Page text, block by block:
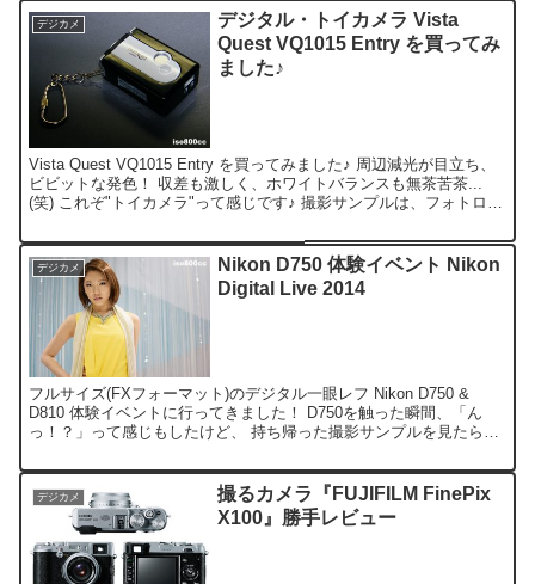
デジカメ
デジタル・トイカメラ Vista
Quest VQ1015 Entry を買ってみ
ました♪
Vista Quest VQ1015 Entry を買ってみました♪ 周辺減光が目立ち、
ビビットな発色！ 収差も激しく、ホワイトバランスも無茶苦茶...
(笑) これぞ"トイカメラ"って感じです♪ 撮影サンプルは、フォトログ
デジカメ
Nikon D750 体験イベント Nikon
Digital Live 2014
フルサイズ(FXフォーマット)のデジタル一眼レフ Nikon D750 &
D810 体験イベントに行ってきました！ D750を触った瞬間、「ん
っ！？」って感じもしたけど、 持ち帰った撮影サンプルを見たら、
デジカメ
撮るカメラ『FUJIFILM FinePix
X100』勝手レビュー